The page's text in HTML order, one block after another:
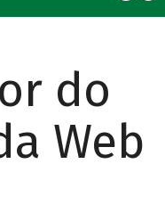
do
Web